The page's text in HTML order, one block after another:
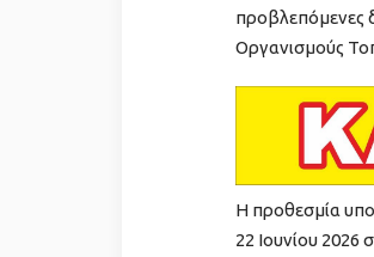
προβλεπόμενες
Οργανισμούς
Η προθεσμία
22 Ιουνίου 2026